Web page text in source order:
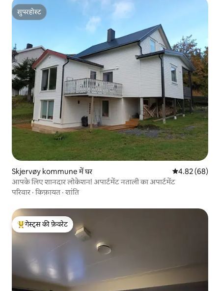
सुपरहोस्ट
सुपरहोस्ट
Skjervøy kommune में घर औसत रेटिंग 5 में
4.82 (68)
आपके लिए शानदार लोकेशन! अपार्टमेंट नताली का अपार्टमेंट
परिवार ·किफ़ायत ·शांति
गेस्ट्स का टॉप फ़ेवरेट
गेस्ट्स की फ़ेवरेट